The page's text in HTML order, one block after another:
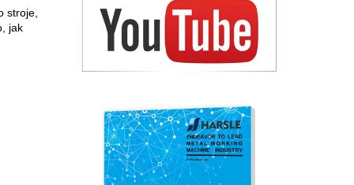
stroje,
jak